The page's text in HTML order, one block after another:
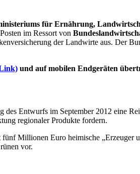
für Ernährung,
im Ressort von
der Landwirte aus. Der
und auf mobilen Endgeräten
Entwurfs im September 2012 eine
regionaler Produkte fordern.
Millionen Euro heimische „Erzeuger
vor.